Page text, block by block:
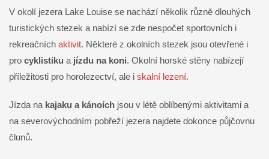
V okolí jezera Lake Louise se nachází několik různě dlouhých
turistických stezek a nabízí se zde nespočet sportovních i
rekreačních aktivit. Některé z okolních stezek jsou otevřené i
pro cyklistiku a jízdu na koni. Okolní horské stěny nabízejí
příležitosti pro horolezectví, ale i skalní lezení.
Jízda na kajaku a kánoích jsou v létě oblíbenými aktivitami a
na severovýchodním pobřeží jezera najdete dokonce půjčovnu
člunů.